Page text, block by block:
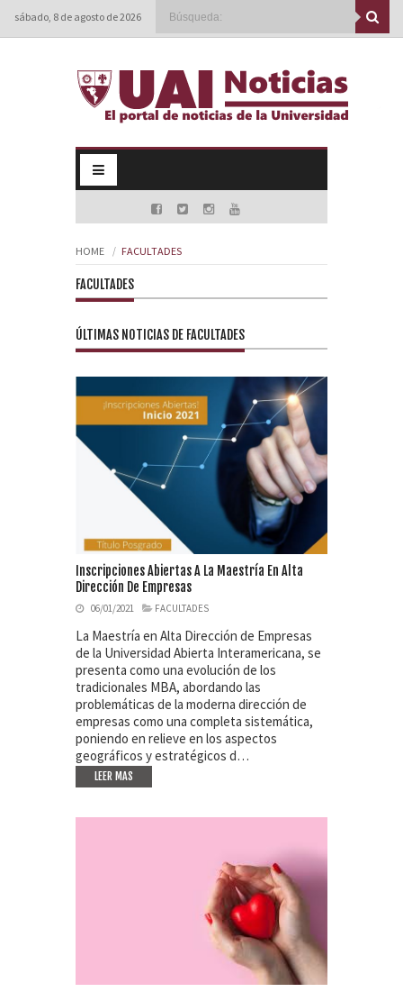
sábado, 8 de agosto de 2026
HOME FACULTADES
FACULTADES
ÚLTIMAS NOTICIAS DE FACULTADES
Inscripciones Abiertas A La Maestría En Alta
Dirección De Empresas
06/01/2021 FACULTADES
La Maestría en Alta Dirección de Empresas
de la Universidad Abierta Interamericana, se
presenta como una evolución de los
tradicionales MBA, abordando las
problemáticas de la moderna dirección de
empresas como una completa sistemática,
poniendo en relieve en los aspectos
geográficos y estratégicos d…
LEER MAS